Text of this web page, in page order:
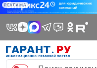
РЕКЛАМА